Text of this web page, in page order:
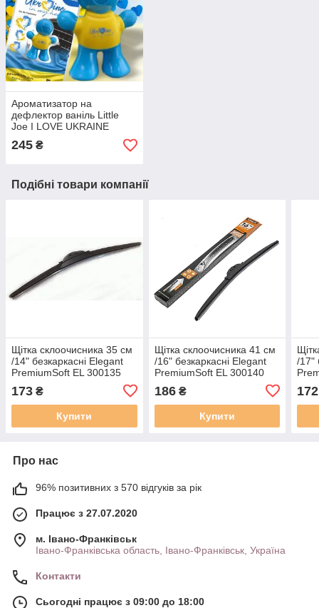
Ароматизатор на
дефлектор ваніль Little
Joe I LOVE UKRAINE
LO2601 / LJLove001
245 ₴
Подібні товари компанії
Щітка склоочисника 35 см
/14" безкаркасні Elegant
PremiumSoft EL 300135
173 ₴
Купити
Щітка склоочисника 41 см
/16" безкаркасні Elegant
PremiumSoft EL 300140
186₴
Купити
/17"
172
Про нас
96% позитивних з 570 відгуків за рік
Працює з 27.07.2020
м. Івано-Франківськ
Івано-Франківська область, Івано-Франківськ, Україна
Контакти
Сьогодні працює з 09:00 до 18:00